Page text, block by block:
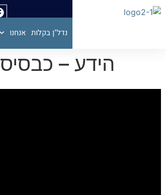
נדל"ן בקלות אנחנו
הידע – כבסיס